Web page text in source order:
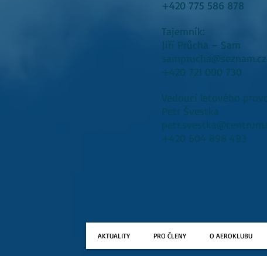
+420 775 586 878
Tajemník:
Jiří Průcha – Sam
samprucha@seznam.cz
+420 721 000 730
Vedoucí letového
Petr Švestka
+420 604 898 493
AKTUALITY PRO ČLENY O AEROKLUBU